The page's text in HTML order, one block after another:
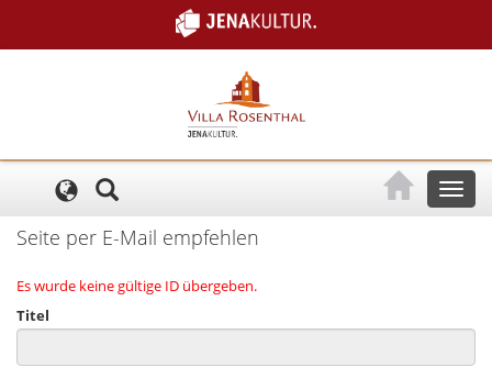
Toggle
Seite per E-Mail empfehlen
Es wurde keine gültige ID übergeben.
Titel